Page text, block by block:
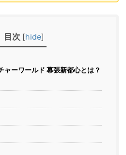
目次 [hide]
ャーワールド 幕張新都心とは？